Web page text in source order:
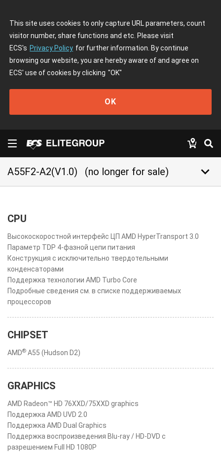
This site uses cookies to only capture URL parameters, count
visitor number, share functions and etc. Please visit
ECS's Privacy Policy for further information. By continue
browsing our website, you are hereby aware of and agree on
ECS' use of cookies by clicking "OK"
OK
A55F2-A2(V1.0) (no longer for sale) keyboard_arrow_down
CPU
Высокоскоростной интерфейс ЦП AMD HyperTransport 3.0
Параметр TDP 4-фазной цепи питания
Конструкция с исключительно твердотельными
конденсаторами
Поддержка технологии AMD Turbo Core
Подробные сведения см. в списке поддерживаемых
процессоров
CHIPSET
AMD® A55 (Hudson D2)
GRAPHICS
AMD Radeon™ HD 76XXD/75XXD graphics
Поддержка AMD UVD 2.0
Поддержка AMD Dual Graphics
Поддержка воспроизведения Blu-ray / HD-DVD с
разрешением Full HD 1080P